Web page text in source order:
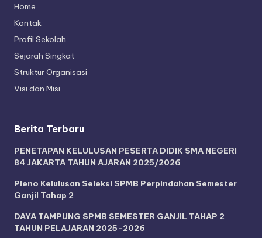
Home
Kontak
Profil Sekolah
Sejarah Singkat
Struktur Organisasi
Visi dan Misi
Berita Terbaru
PENETAPAN KELULUSAN PESERTA DIDIK SMA NEGERI
84 JAKARTA TAHUN AJARAN 2025/2026
Pleno Kelulusan Seleksi SPMB Perpindahan Semester
Ganjil Tahap 2
DAYA TAMPUNG SPMB SEMESTER GANJIL TAHAP 2
TAHUN PELAJARAN 2025-2026